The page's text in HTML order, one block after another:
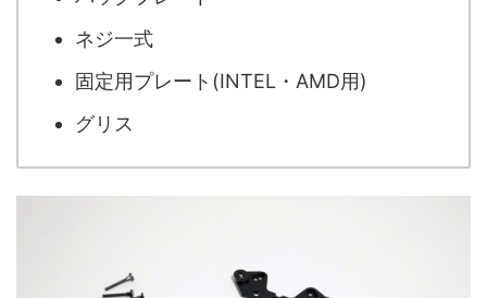
ネジ一式
固定用プレート(INTEL・AMD用)
グリス